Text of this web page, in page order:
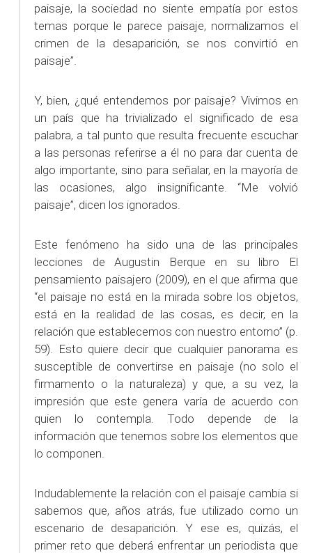
paisaje, la sociedad no siente empatía por estos
temas porque le parece paisaje, normalizamos el
crimen de la desaparición, se nos convirtió en
paisaje”.
Y, bien, ¿qué entendemos por paisaje? Vivimos en
un país que ha trivializado el significado de esa
palabra, a tal punto que resulta frecuente escuchar
a las personas referirse a él no para dar cuenta de
algo importante, sino para señalar, en la mayoría de
las ocasiones, algo insignificante. “Me volvió
paisaje”, dicen los ignorados.
Este fenómeno ha sido una de las principales
lecciones de Augustin Berque en su libro El
pensamiento paisajero (2009), en el que afirma que
“el paisaje no está en la mirada sobre los objetos,
está en la realidad de las cosas, es decir, en la
relación que establecemos con nuestro entorno” (p.
59). Esto quiere decir que cualquier panorama es
susceptible de convertirse en paisaje (no solo el
firmamento o la naturaleza) y que, a su vez, la
impresión que este genera varía de acuerdo con
quien lo contempla. Todo depende de la
información que tenemos sobre los elementos que
lo componen.
Indudablemente la relación con el paisaje cambia si
sabemos que, años atrás, fue utilizado como un
escenario de desaparición. Y ese es, quizás, el
primer reto que deberá enfrentar un periodista que